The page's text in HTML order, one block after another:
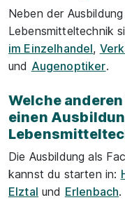
Neben der
Lebensmitteltechnik
im Einzelhandel,
und Augenoptiker.
Welche
einen
Die Ausbildung als
kannst du starten in:
Elztal und Erlenbach.